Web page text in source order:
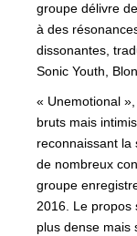
groupe délivre
à des
dissonantes,
Sonic Youth,
« Unemotional
bruts mais
reconnaissant la
de nombreux
groupe
2016. Le propos
plus dense mais